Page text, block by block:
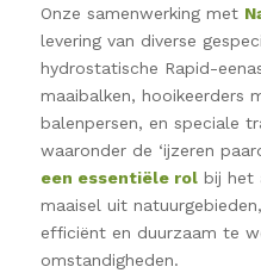
Onze samenwerking met
levering van diverse
hydrostatische Rapid-
maaibalken, hooikeerders
balenpersen, en speciale
waaronder de ‘ijzeren
een essentiële rolbij het
maaisel uit
efficiënt en duurzaam te
omstandigheden.